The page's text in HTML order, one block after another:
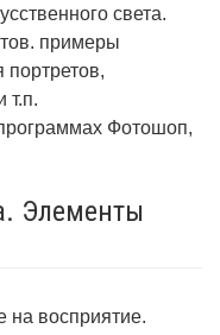
света.
примеры
т.п.
Фотошоп,
Элементы
на восприятие.